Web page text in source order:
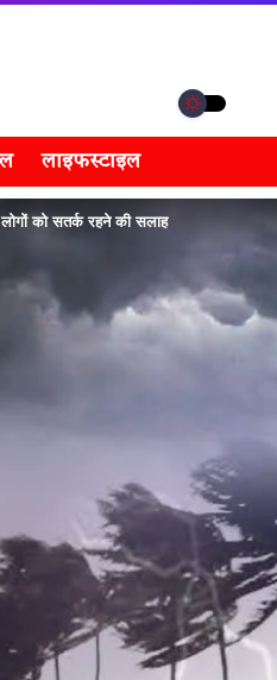
लाइफस्टाइल
को सतर्क रहने की सलाह